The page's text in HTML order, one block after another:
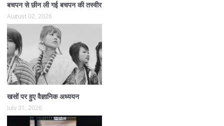
बचपन से छीन ली गई बचपन की तस्वीर
August 02, 2026
खसों पर हुए वैज्ञानिक अध्ययन
July 31, 2026